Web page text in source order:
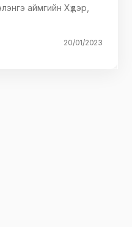
аймгийн Хүдэр,
20/01/2023